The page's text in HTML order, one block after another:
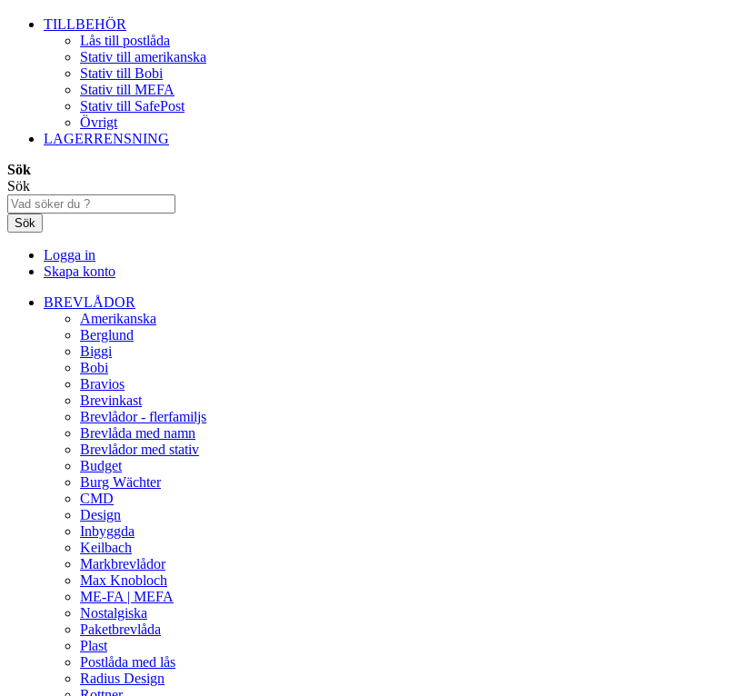
TILLBEHÖR
Lås till postlåda
Stativ till amerikanska
Stativ till Bobi
Stativ till MEFA
Stativ till SafePost
Övrigt
LAGERRENSNING
Sök
Sök
Sök
Logga in
Skapa konto
BREVLÅDOR
Amerikanska
Berglund
Biggi
Bobi
Bravios
Brevinkast
Brevlådor - flerfamiljs
Brevlåda med namn
Brevlådor med stativ
Budget
Burg Wächter
CMD
Design
Inbyggda
Keilbach
Markbrevlådor
Max Knobloch
ME-FA | MEFA
Nostalgiska
Paketbrevlåda
Plast
Postlåda med lås
Radius Design